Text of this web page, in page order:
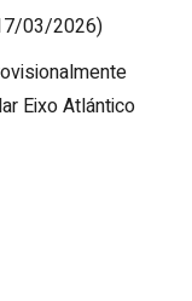
03/2026)
Eixo Atlántico